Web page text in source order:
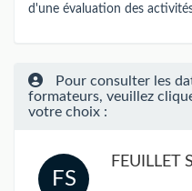
d'une évaluation des
Pour consulter les
formateurs, veuillez
votre choix :
FS
FEUILLET